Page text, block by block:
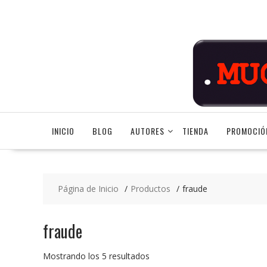
INICIO BLOG AUTORES TIENDA
Página de Inicio Productos fraude
fraude
Mostrando los 5 resultados